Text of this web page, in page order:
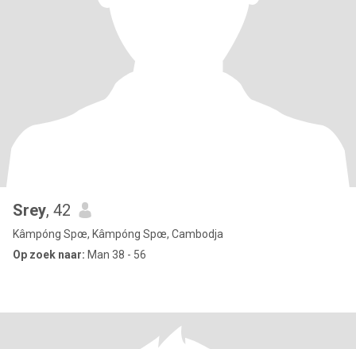
Srey, 42
Kâmpóng Spœ, Kâmpóng Spœ, Cambodja
Op zoek naar: Man 38 - 56